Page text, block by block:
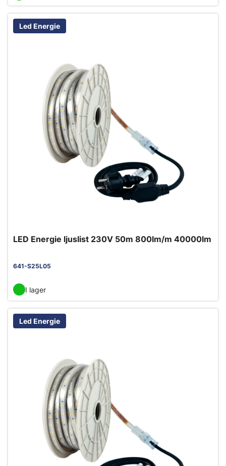
Led Energie
LED Energie ljuslist 230V 50m 800lm/m 40000lm
641-S25L05
I lager
Led Energie